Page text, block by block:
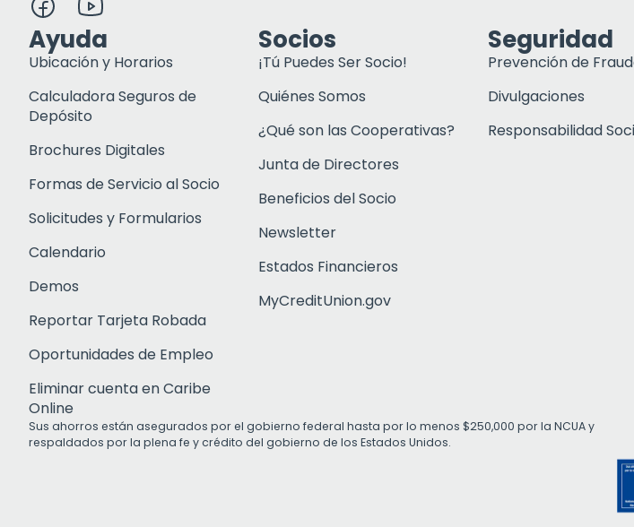
Ayuda
Ubicación y Horarios
Calculadora Seguros de
Depósito
Brochures Digitales
Formas de Servicio al Socio
Solicitudes y Formularios
Calendario
Demos
Reportar Tarjeta Robada
Oportunidades de Empleo
Eliminar cuenta en Caribe
Online
Socios
¡Tú Puedes Ser Socio!
Quiénes Somos
¿Qué son las Cooperativas?
Junta de Directores
Beneficios del Socio
Newsletter
Estados Financieros
MyCreditUnion.gov
Seguridad
Prevención de
Divulgaciones
Responsabilidad
Sus ahorros están asegurados por el gobierno federal hasta por lo menos $250,000 por la NCUA y
respaldados por la plena fe y crédito del gobierno de los Estados Unidos.